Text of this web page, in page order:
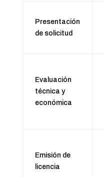
Presentación
de solicitud
Evaluación
técnica y
económica
Emisión de
licencia